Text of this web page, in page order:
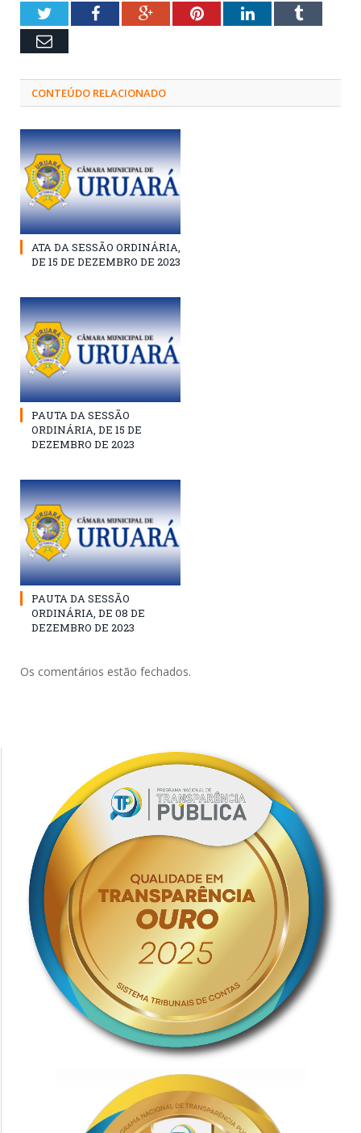
TwitterFacebookGoogle+PinterestLinkedInTumblr
Email
CONTEÚDO RELACIONADO
ATA DA SESSÃO ORDINÁRIA,
DE 15 DE DEZEMBRO DE 2023
PAUTA DA SESSÃO
ORDINÁRIA, DE 15 DE
DEZEMBRO DE 2023
PAUTA DA SESSÃO
ORDINÁRIA, DE 08 DE
DEZEMBRO DE 2023
Os comentários estão fechados.